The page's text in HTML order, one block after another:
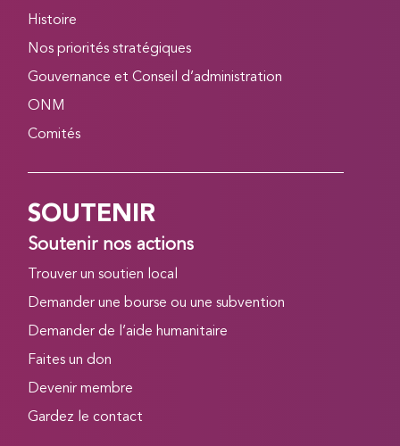
Histoire
Nos priorités stratégiques
Gouvernance et Conseil d’administration
ONM
Comités
SOUTENIR
Soutenir nos actions
Trouver un soutien local
Demander une bourse ou une subvention
Demander de l’aide humanitaire
Faites un don
Devenir membre
Gardez le contact